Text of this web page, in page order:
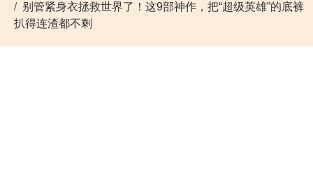
别管紧身衣拯救世界了！这9部神作，把“超级英雄”的底裤
扒得连渣都不剩